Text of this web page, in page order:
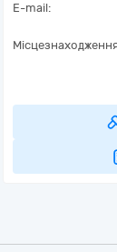
E-mail: